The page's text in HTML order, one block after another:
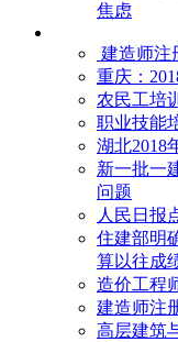
焦虑
建造师注
重庆：
农民工培
职业技能
湖北2018
新一批一
问题
人民日报
住建部明
算以往成
造价工程
建造师注
高层建筑